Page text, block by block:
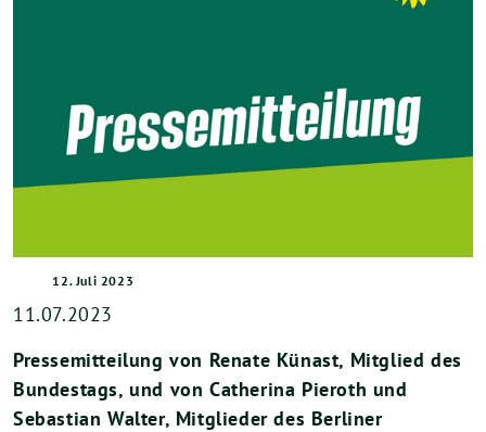
12. Juli 2023
11.07.2023
Pressemitteilung von Renate Künast, Mitglied des
Bundestags, und von Catherina Pieroth und
Sebastian Walter, Mitglieder des Berliner